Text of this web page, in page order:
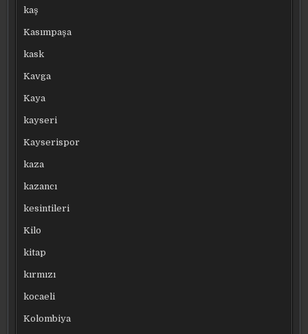
kaş
Kasımpaşa
kask
Kavga
Kaya
kayseri
Kayserispor
kaza
kazancı
kesintileri
Kilo
kitap
kırmızı
kocaeli
Kolombiya